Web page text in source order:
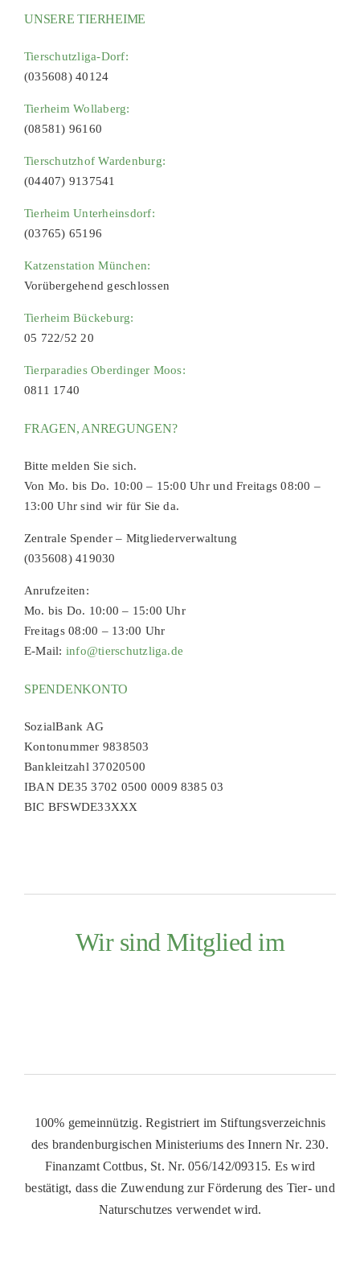
UNSERE TIERHEIME
Tierschutzliga-Dorf:
(035608) 40124
Tierheim Wollaberg:
(08581) 96160
Tierschutzhof Wardenburg:
(04407) 9137541
Tierheim Unterheinsdorf:
(03765) 65196
Katzenstation München:
Vorübergehend geschlossen
Tierheim Bückeburg:
05 722/52 20
Tierparadies Oberdinger Moos:
0811 1740
FRAGEN, ANREGUNGEN?
Bitte melden Sie sich.
Von Mo. bis Do. 10:00 – 15:00 Uhr und Freitags 08:00 –
13:00 Uhr sind wir für Sie da.
Zentrale Spender – Mitgliederverwaltung
(035608) 419030
Anrufzeiten:
Mo. bis Do. 10:00 – 15:00 Uhr
Freitags 08:00 – 13:00 Uhr
E-Mail: info@tierschutzliga.de
SPENDENKONTO
SozialBank AG
Kontonummer 9838503
Bankleitzahl 37020500
IBAN DE35 3702 0500 0009 8385 03
BIC BFSWDE33XXX
Wir sind Mitglied im
100% gemeinnützig. Registriert im Stiftungsverzeichnis
des brandenburgischen Ministeriums des Innern Nr. 230.
Finanzamt Cottbus, St. Nr. 056/142/09315. Es wird
bestätigt, dass die Zuwendung zur Förderung des Tier- und
Naturschutzes verwendet wird.